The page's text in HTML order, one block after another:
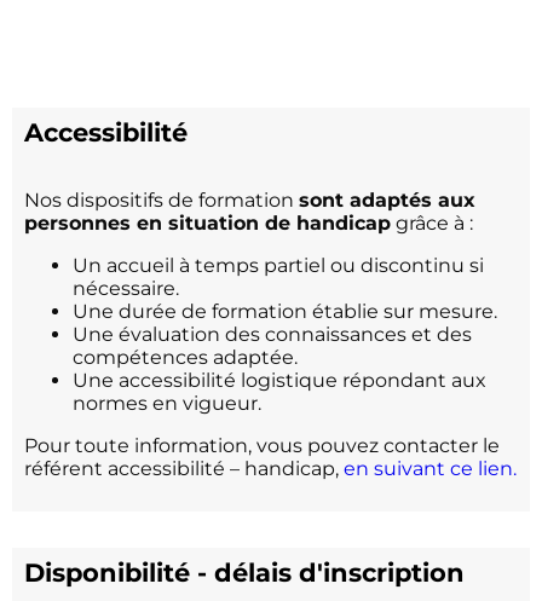
Accessibilité
Nos dispositifs de formation sont adaptés aux
personnes en situation de handicap grâce à :
Un accueil à temps partiel ou discontinu si
nécessaire.
Une durée de formation établie sur mesure.
Une évaluation des connaissances et des
compétences adaptée.
Une accessibilité logistique répondant aux
normes en vigueur.
Pour toute information, vous pouvez contacter le
référent accessibilité – handicap, en suivant ce lien.
Disponibilité - délais d'inscription